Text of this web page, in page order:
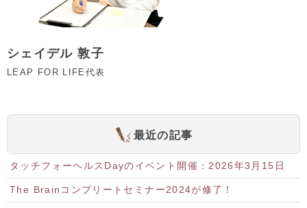
シェイデル 敦子
LEAP FOR LIFE代表
最近の記事
タッチフォーヘルスDayのイベント開催：2026年3月15日
The Brainコンプリートセミナー2024が修了！